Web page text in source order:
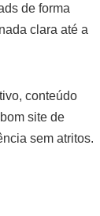
de forma
clara até a
conteúdo
site de
sem atritos.